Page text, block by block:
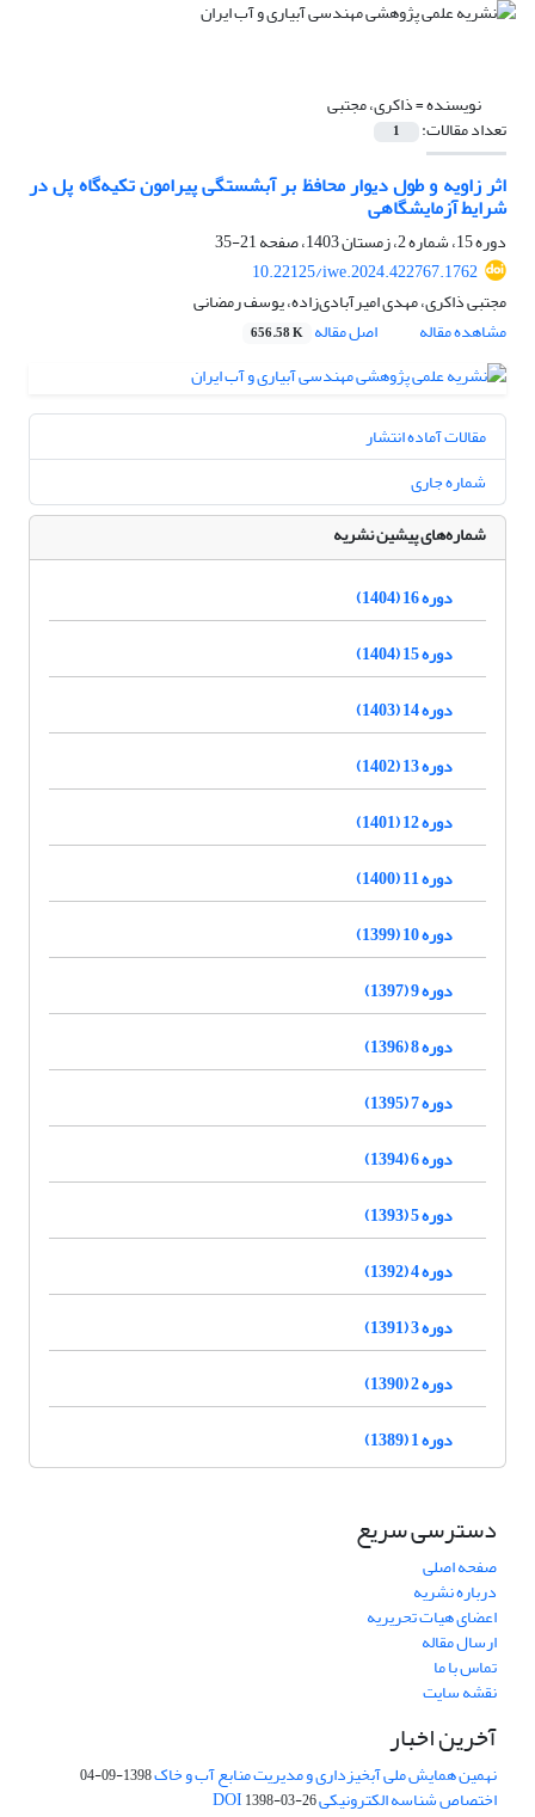
نویسنده =ذاکری، مجتبی
تعداد مقالات: 1
اثر زاویه و طول دیوار محافظ بر آبشستگی پیرامون تکیه‌گاه پل در
شرایط آزمایشگاهی
دوره 15، شماره 2، زمستان 1403، صفحه
21-35
10.22125/iwe.2024.422767.1762
مجتبی ذاکری، مهدی امیرآبادی‌زاده، یوسف رمضانی
مشاهده مقاله
اصل مقاله 656.58 K
مقالات آماده انتشار
شماره جاری
شماره‌های پیشین نشریه
دوره 16 (1404)
دوره 15 (1404)
دوره 14 (1403)
دوره 13 (1402)
دوره 12 (1401)
دوره 11 (1400)
دوره 10 (1399)
دوره 9 (1397)
دوره 8 (1396)
دوره 7 (1395)
دوره 6 (1394)
دوره 5 (1393)
دوره 4 (1392)
دوره 3 (1391)
دوره 2 (1390)
دوره 1 (1389)
دسترسی سریع
صفحه اصلی
درباره نشریه
اعضای هیات تحریریه
ارسال مقاله
تماس با ما
نقشه سایت
آخرین اخبار
نهمین همایش ملی آبخیزداری و مدیریت منابع آب و خاک1398-09-04
اختصاص شناسه الکترونیکی DOI1398-03-26